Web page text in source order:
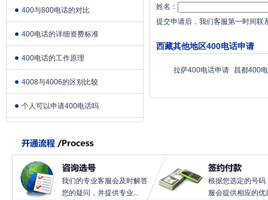
400与800电话的对比
400电话的详细资费标准
400电话的工作原理
4008与4006的区别比较
个人可以申请400电话吗
姓名：
提交申请后，我们客服第一时间联
西藏其他地区400电话申请
拉萨400电话申请 昌都400
我们的专业客服会及时解答
您的疑问，并提供专业...
根据您选定的号码
服会提供相应的优